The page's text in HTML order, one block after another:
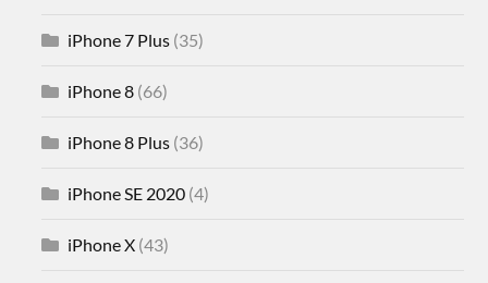
iPhone 7 Plus (35)
iPhone 8 (66)
iPhone 8 Plus (36)
iPhone SE 2020 (4)
iPhone X (43)